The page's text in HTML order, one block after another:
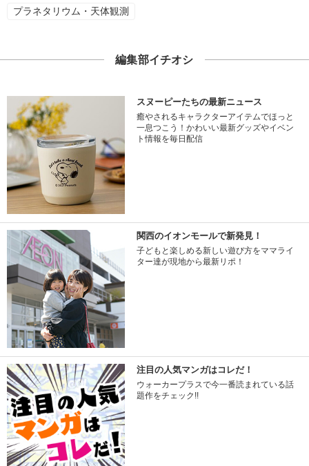
プラネタリウム・天体観測
編集部イチオシ
スヌーピーたちの最新ニュース
癒やされるキャラクターアイテムでほっと
一息つこう！かわいい最新グッズやイベン
ト情報を毎日配信
関西のイオンモールで新発見！
子どもと楽しめる新しい遊び方をママライ
ター達が現地から最新リポ！
注目の人気マンガはコレだ！
ウォーカープラスで今一番読まれている話
題作をチェック!!